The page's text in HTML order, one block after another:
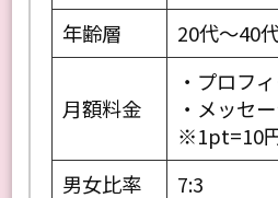
年齢層
20代〜40
月額料金
・プロフ
・メッセ
※1pt=10
男女比率
7:3